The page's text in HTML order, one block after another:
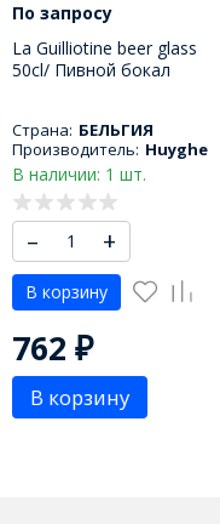
По запросу
La Guilliotine beer glass
50cl/ Пивной бокал
Страна: БЕЛЬГИЯ
Производитель: Huyghe
В наличии: 1 шт.
– +
В корзину
762 ₽
В корзину